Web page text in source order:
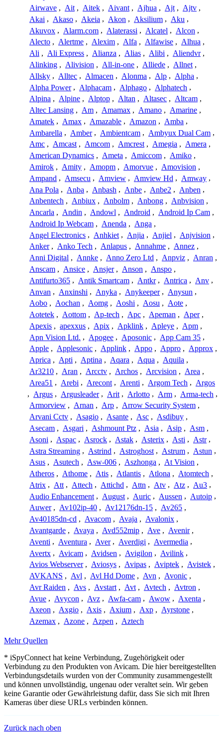
Airwave , Ait , Aitek , Aivant , Ajhua , Ajt , Ajtv ,
Akai , Akaso , Akeia , Akon , Aksilium , Aku ,
Akuvox , Alarm.com , Alaterassi , Alcatel , Alcon ,
Alecto , Alertme , Alexim , Alfa , Alfawise , Alhua ,
Ali , Ali Express , Alianza , Alias , Alibi , Aliendvr ,
Alinking , Alivision , All-in-one , Alliede , Allnet ,
Allsky , Alltec , Almacen , Alonma , Alp , Alpha ,
Alpha Power , Alphacam , Alphago , Alphatech ,
Alpina , Alpine , Alptop , Altan , Altasec , Altcam ,
Altec Lansing , Am , Amamax , Amano , Amarine ,
Amatek , Amax , Amazable , Amazon , Amba ,
Ambarella , Amber , Ambientcam , Ambyux Dual Cam ,
Amc , Amcast , Amcom , Amcrest , Amegia , Amera ,
American Dynamics , Ameta , Amiccom , Amiko ,
Amirok , Amity , Amopm , Amorvue , Amovision ,
Ampand , Amsecu , Amview , Amview Hd , Amway ,
Ana Pola , Anba , Anbash , Anbe , Anbe2 , Anben ,
Anbentech , Anbiux , Anbolm , Anbong , Anbvision ,
Ancarla , Andin , Andowl , Android , Android Ip Cam ,
Android Ip Webcam , Anenda , Anga ,
Angel Electronics , Anhkiet , Anjia , Anjiel , Anjvision ,
Anker , Anko Tech , Anlapus , Annahme , Annez ,
Anni Digital , Annke , Anno Zero Ltd , Anpviz , Anran ,
Anscam , Ansice , Ansjer , Anson , Anspo ,
Antifurto365 , Antik Smartcam , Antkr , Antrica , Anv ,
Anvan , Anxinshi , Anyka , Anykeeper , Anysun ,
Aobo , Aochan , Aomg , Aoshi , Aosu , Aote ,
Aotetek , Aottom , Ap-tech , Apc , Apeman , Aper ,
Apexis , apexxus , Apix , Apklink , Apleye , Apm ,
Apn Vision Ltd. , Apogee , Aposonic , App Cam 35 ,
Apple , Applesonic , Applink , Appo , Appro , Approx ,
Aprica , Apti , Aptina , Aqara , Aqua , Aquila ,
Ar3210 , Aran , Arcctv , Archos , Arcvision , Area ,
Area51 , Arebi , Arecont , Arenti , Argom Tech , Argos
, Argus , Argusleader , Arit , Arlotto , Arm , Arma-tech ,
Armorview , Arnan , Arp , Arrow Security System ,
Arvani Cctv , Asagio , Asante , Asc , Asdibuy ,
Asecam , Asgari , Ashmount Ptz , Asia , Asip , Asm ,
Asoni , Aspac , Asrock , Astak , Asterix , Asti , Astr ,
Astra Streaming , Astrind , Astroghost , Astrum , Astun ,
Asus , Asutech , Asw-006 , Aszhonga , At Vision ,
Atheros , Athome , Atis , Atlantis , Atlona , Atomtech ,
Atrix , Att , Attech , Attichd , Attn , Atv , Atz , Au3 ,
Audio Enhancement , August , Auric , Aussen , Autoip ,
Auwer , Av102ip-40 , Av12176dn-15 , Av265 ,
Av40185dn-cd , Avacom , Avaja , Avalonix ,
Avantgarde , Avaya , Avd552mip , Ave , Avenir ,
Aventi , Aventura , Aver , Averdigi , Avermedia ,
Avertx , Avicam , Avidsen , Avigilon , Avilink ,
Avios Webserver , Aviosys , Avipas , Aviptek , Avistek ,
AVKANS , Avl , Avl Hd Dome , Avn , Avonic ,
Avr Raiden , Avs , Avstart , Avt , Avtech , Avtron ,
Avue , Avycon , Avz , Awfa-cam , Awow , Axenta ,
Axeon , Axgio , Axis , Axium , Axp , Ayrstone ,
Azemax , Azone , Azpen , Aztech
Mehr Quellen
* iSpyConnect hat keine Verbindung, Zugehörigkeit oder
Verbindung zu den Produkten von Avicam. Die hier bereitgestellten
Verbindungsdetails wurden von der Community zusammengestellt
und können unvollständig, ungenau oder veraltet sein. Wir geben
keine Garantie oder Gewährleistung dafür, dass Sie sich mit Ihren
Kameras über diese URLs verbinden können.
Zurück nach oben